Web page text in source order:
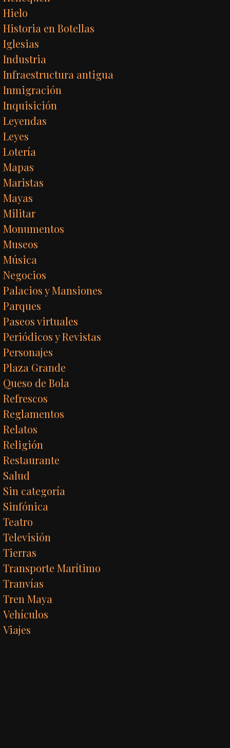
Hielo
Historia en Botellas
Iglesias
Industria
Infraestructura antigua
Inmigración
Inquisición
Leyendas
Leyes
Lotería
Mapas
Maristas
Mayas
Militar
Monumentos
Museos
Música
Negocios
Palacios y Mansiones
Parques
Paseos virtuales
Periódicos y Revistas
Personajes
Plaza Grande
Queso de Bola
Refrescos
Reglamentos
Relatos
Religión
Restaurante
Salud
Sin categoría
Sinfónica
Teatro
Televisión
Tierras
Transporte Marítimo
Tranvías
Tren Maya
Vehículos
Viajes